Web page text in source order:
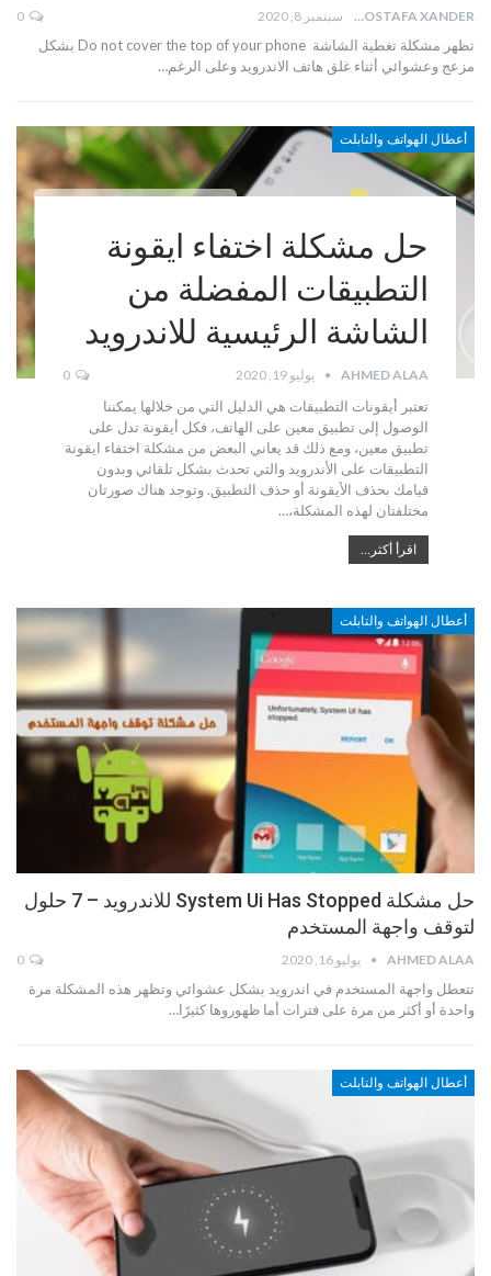
MOSTAFA XANDER سبتمبر 8, 2020
تظهر مشكلة تغطية الشاشة Do not cover the top of your phone بشكل
مزعج وعشوائي أثناء غلق هاتف الاندرويد وعلى الرغم…
أعطال الهواتف والتابلت
حل مشكلة اختفاء ايقونة
التطبيقات المفضلة من
الشاشة الرئيسية للاندرويد
AHMED ALAA يوليو 19, 2020 0
تعتبر أيقونات التطبيقات هي الدليل التي من خلالها يمكننا
الوصول إلى تطبيق معين على الهاتف، فكل أيقونة تدل على
تطبيق معين، ومع ذلك قد يعاني البعض من مشكلة اختفاء ايقونة
التطبيقات على الأندرويد والتي تحدث بشكل تلقائي وبدون
قيامك بحذف الأيقونة أو حذف التطبيق. وتوجد هناك صورتان
مختلفتان لهذه المشكلة،…
اقرأ أكثر...
أعطال الهواتف والتابلت
حل مشكلة System Ui Has Stopped للاندرويد – 7 حلول
لتوقف واجهة المستخدم
AHMED ALAA يوليو 16, 2020
تتعطل واجهة المستخدم في اندرويد بشكل عشوائي وتظهر هذه المشكلة مرة
واحدة أو أكثر من مرة على فترات أما ظهوروها كثيرًا…
أعطال الهواتف والتابلت